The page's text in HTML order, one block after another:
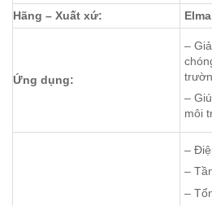
Hãng – Xuất xứ:
Ứng dụng:
–
–
môi
–
–
–